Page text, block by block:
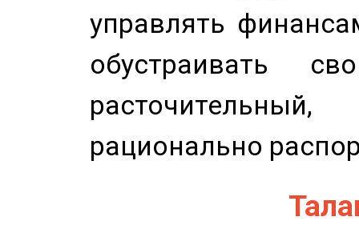
управлять
обустраивать
рационально